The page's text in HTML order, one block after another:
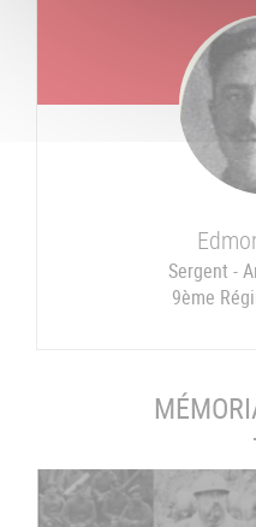
Sergent -
9ème